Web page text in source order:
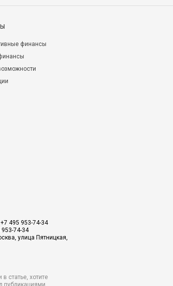
финансы
+7 495 953-74-34
74-34
улица Пятницкая,
статье, хотите
публикациями.